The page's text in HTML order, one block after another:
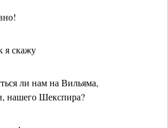
я скажу
ли нам на Вильяма,
нашего Шекспира?